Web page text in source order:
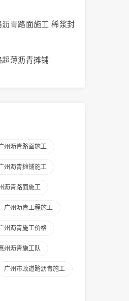
沥青路面施工 稀浆封
薄沥青摊铺
州沥青路面施工
州沥青摊铺施工
沥青路面施工
广州沥青工程施工
州沥青施工价格
州沥青施工队
广州市政道路沥青施工